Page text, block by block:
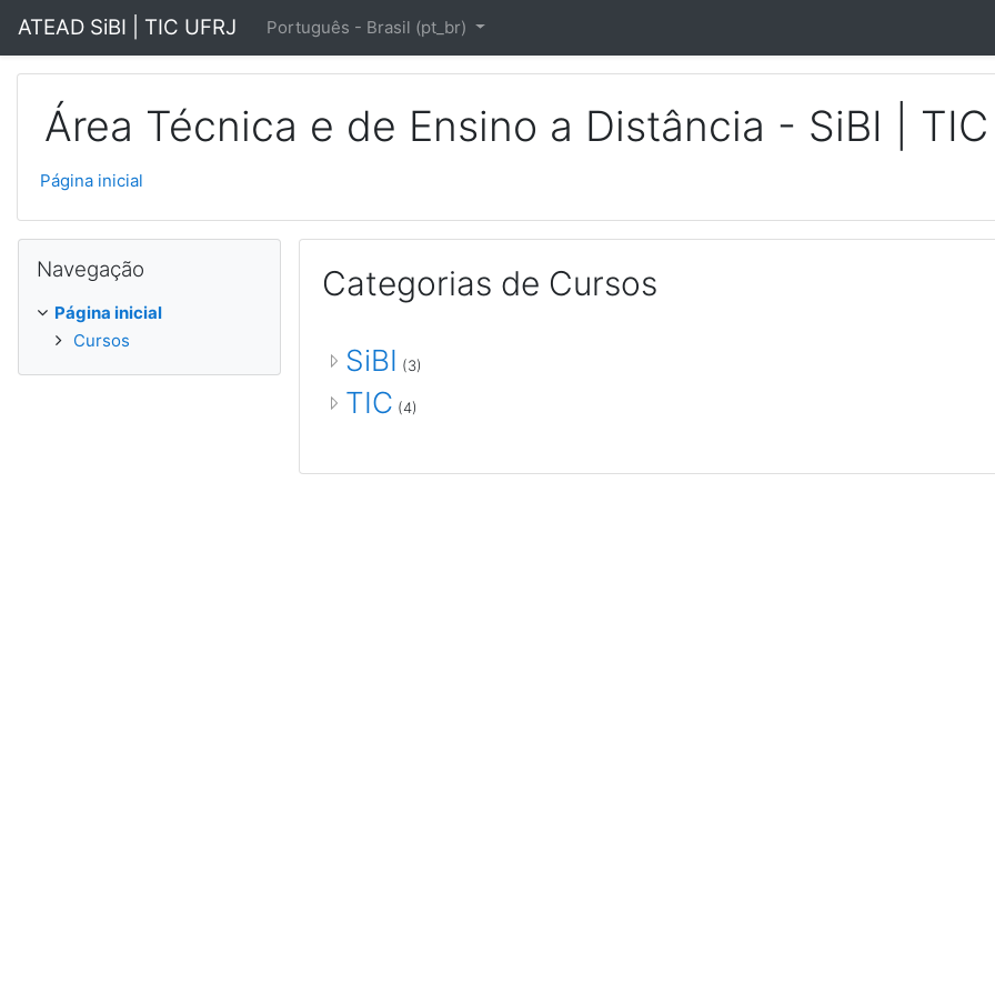
Ir para o conteúdo principal
ATEAD SiBI | TIC UFRJ Português - Brasil ‎(pt_br)‎
Área Técnica e de Ensino a Distância - SiBI | TIC
Página inicial
Categorias de Cursos
SiBI (3)
TIC (4)
Navegação
Página inicial
Cursos